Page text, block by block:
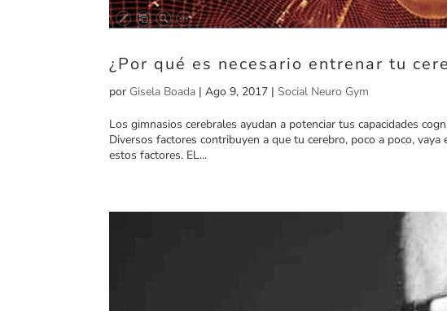
¿Por qué es necesario entrenar tu
por Gisela Boada |Ago 9, 2017 | Social Neuro Gym
Los gimnasios cerebrales ayudan a potenciar tus capacidades
Diversos factores contribuyen a que tu cerebro, poco a poco,
estos factores. EL...